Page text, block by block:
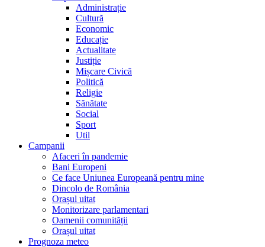
Administrație
Cultură
Economic
Educație
Actualitate
Justiție
Mișcare Civică
Politică
Religie
Sănătate
Social
Sport
Util
Campanii
Afaceri în pandemie
Bani Europeni
Ce face Uniunea Europeană pentru mine
Dincolo de România
Orașul uitat
Monitorizare parlamentari
Oamenii comunității
Orașul uitat
Prognoza meteo